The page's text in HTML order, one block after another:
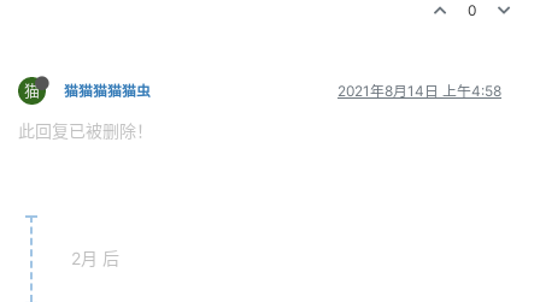
0
猫 猫猫猫猫猫虫 2021年8月14日 上午4:58
此回复已被删除！
2月 后